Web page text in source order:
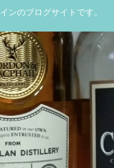
ンのブログサイトです。